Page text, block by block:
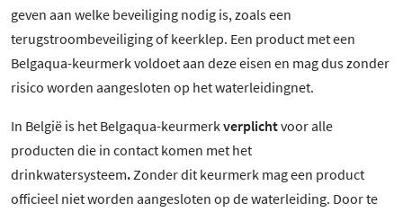
geven aan welke beveiliging nodig is, zoals een
terugstroombeveiliging of keerklep. Een product met een
Belgaqua-keurmerk voldoet aan deze eisen en mag dus zonder
risico worden aangesloten op het waterleidingnet.
In België is het Belgaqua-keurmerkverplichtvoor alle
producten die in contact komen met het
drinkwatersysteem. Zonder dit keurmerk mag een product
officieel niet worden aangesloten op de waterleiding. Door te